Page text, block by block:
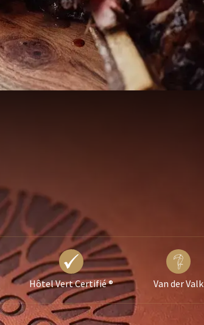
Hôtel Vert Certifié ® Van der Valk